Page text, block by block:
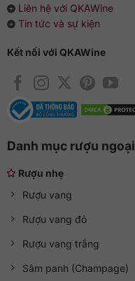
Liên hệ với QKAWine
Tin tức và sự kiện
Kết nối với QKAWine
Danh mục rượu ngoại
Rượu nhẹ
Rượu vang
Rượu vang đỏ
Rượu vang trắng
Sâm panh (Champage)